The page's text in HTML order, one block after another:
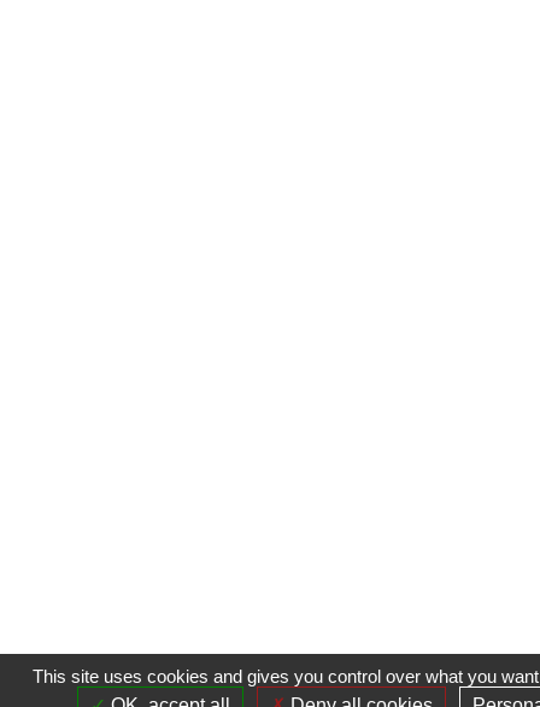
This site uses cookies and gives you control over what you